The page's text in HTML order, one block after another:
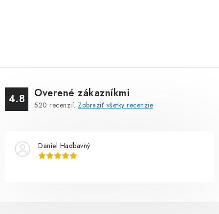
4.8 Overené zákazníkmi
520 recenzií. Zobraziť všetky recenzie
Daniel Hadbavný